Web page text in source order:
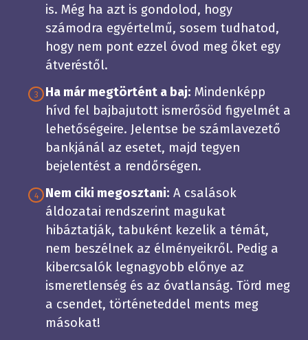
is. Még ha azt is gondolod, hogy
számodra egyértelmű, sosem tudhatod,
hogy nem pont ezzel óvod meg őket egy
átveréstől.
3 Ha már megtörtént a baj: Mindenképp
hívd fel bajbajutott ismerősöd figyelmét a
lehetőségeire. Jelentse be számlavezető
bankjánál az esetet, majd tegyen
bejelentést a rendőrségen.
4 Nem ciki megosztani: A csalások
áldozatai rendszerint magukat
hibáztatják, tabuként kezelik a témát,
nem beszélnek az élményeikről. Pedig a
kibercsalók legnagyobb előnye az
ismeretlenség és az óvatlanság. Törd meg
a csendet, történeteddel ments meg
másokat!